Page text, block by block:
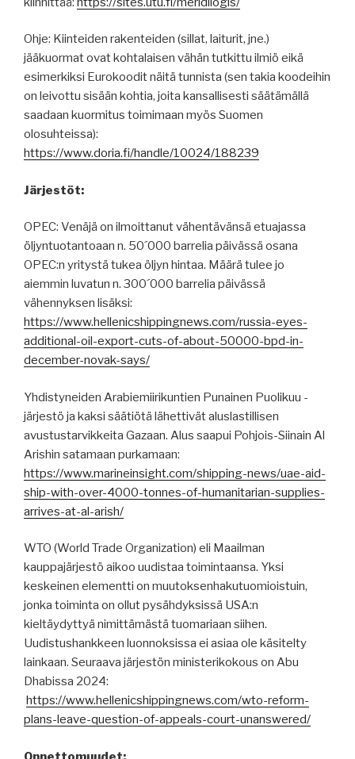
Ohje: Kiinteiden rakenteiden (sillat, laiturit, jne.)
jääkuormat ovat kohtalaisen vähän tutkittu ilmiö eikä
esimerkiksi Eurokoodit näitä tunnista (sen takia koodeihin
on leivottu sisään kohtia, joita kansallisesti säätämällä
saadaan kuormitus toimimaan myös Suomen
olosuhteissa):
https://www.doria.fi/handle/10024/188239
Järjestöt:
OPEC: Venäjä on ilmoittanut vähentävänsä etuajassa
öljyntuotantoaan n. 50´000 barrelia päivässä osana
OPEC:n yritystä tukea öljyn hintaa. Määrä tulee jo
aiemmin luvatun n. 300´000 barrelia päivässä
vähennyksen lisäksi:
https://www.hellenicshippingnews.com/russia-eyes-
additional-oil-export-cuts-of-about-50000-bpd-in-
december-novak-says/
Yhdistyneiden Arabiemiirikuntien Punainen Puolikuu -
järjestö ja kaksi säätiötä lähettivät aluslastillisen
avustustarvikkeita Gazaan. Alus saapui Pohjois-Siinain Al
Arishin satamaan purkamaan:
https://www.marineinsight.com/shipping-news/uae-aid-
ship-with-over-4000-tonnes-of-humanitarian-supplies-
arrives-at-al-arish/
WTO (World Trade Organization) eli Maailman
kauppajärjestö aikoo uudistaa toimintaansa. Yksi
keskeinen elementti on muutoksenhakutuomioistuin,
jonka toiminta on ollut pysähdyksissä USA:n
kieltäydyttyä nimittämästä tuomariaan siihen.
Uudistushankkeen luonnoksissa ei asiaa ole käsitelty
lainkaan. Seuraava järjestön ministerikokous on Abu
Dhabissa 2024:
https://www.hellenicshippingnews.com/wto-reform-
plans-leave-question-of-appeals-court-unanswered/